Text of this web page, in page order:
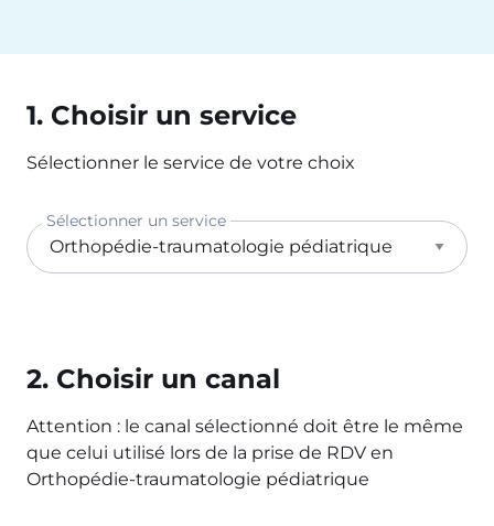
1. Choisir un service
Sélectionner le service de votre choix
Sélectionner un service
2. Choisir un canal
Attention : le canal sélectionné doit être le même
que celui utilisé lors de la prise de RDV en
Orthopédie-traumatologie pédiatrique